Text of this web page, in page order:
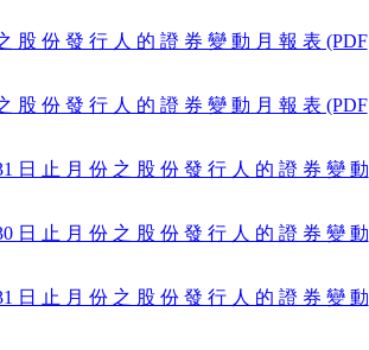
股 份 發 行 人 的 證 券 變 動 月 報 表 (PDF
股 份 發 行 人 的 證 券 變 動 月 報 表 (PDF
日 止 月 份 之 股 份 發 行 人 的 證 券 變 動
日 止 月 份 之 股 份 發 行 人 的 證 券 變 動
日 止 月 份 之 股 份 發 行 人 的 證 券 變 動